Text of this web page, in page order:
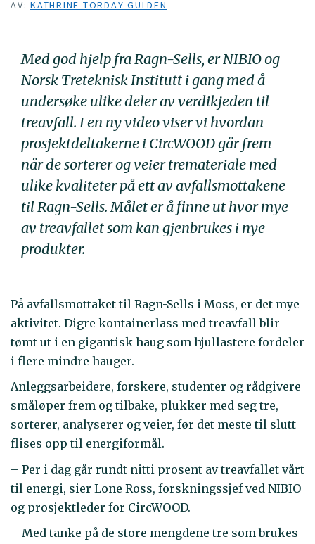
AV: KATHRINE TORDAY GULDEN
Med god hjelp fra Ragn-Sells, er NIBIO og
Norsk Treteknisk Institutt i gang med å
undersøke ulike deler av verdikjeden til
treavfall. I en ny video viser vi hvordan
prosjektdeltakerne i CircWOOD går frem
når de sorterer og veier tremateriale med
ulike kvaliteter på ett av avfallsmottakene
til Ragn-Sells. Målet er å finne ut hvor mye
av treavfallet som kan gjenbrukes i nye
produkter.
På avfallsmottaket til Ragn-Sells i Moss, er det mye
aktivitet. Digre kontainerlass med treavfall blir
tømt ut i en gigantisk haug som hjullastere fordeler
i flere mindre hauger.
Anleggsarbeidere, forskere, studenter og rådgivere
småløper frem og tilbake, plukker med seg tre,
sorterer, analyserer og veier, før det meste til slutt
flises opp til energiformål.
– Per i dag går rundt nitti prosent av treavfallet vårt
til energi, sier Lone Ross, forskningssjef ved NIBIO
og prosjektleder for CircWOOD.
– Med tanke på de store mengdene tre som brukes